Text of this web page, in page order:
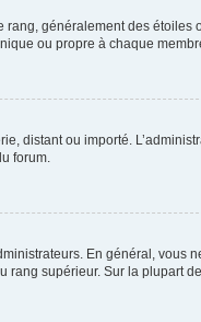
rang, généralement des étoiles
ou propre à chaque
distant ou importé.
forum.
En général, vous
rang supérieur. Sur la plupart